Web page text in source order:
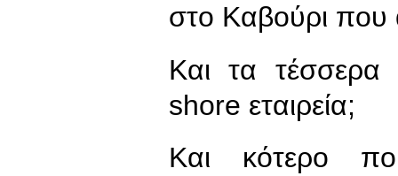
στο Καβούρι που
Και τα τέσσερα
shore εταιρεία;
Και κότερο